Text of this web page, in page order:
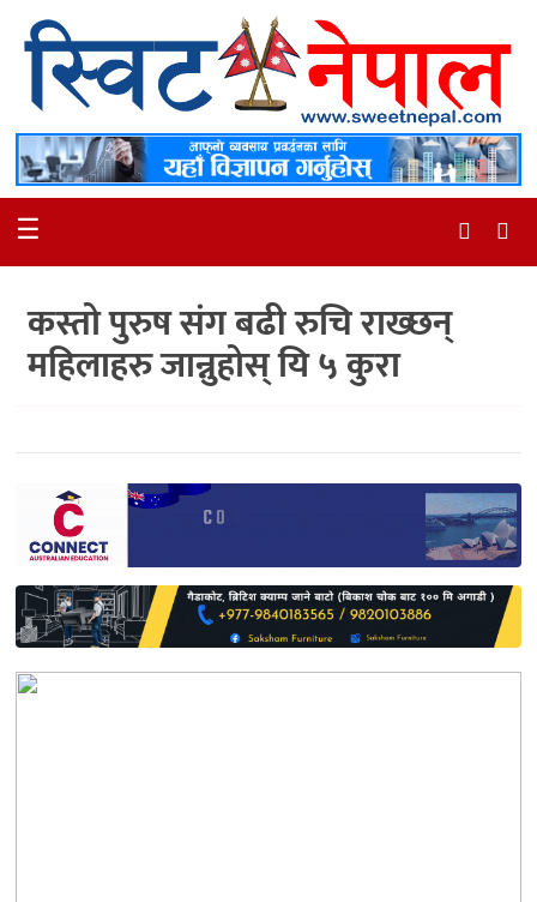
समाचार
स्थानीय
मनोरञ्जन
अन्तर्वार्ता
समाज
भिडियो
साहित्य
प्रदेश
English
☰
कस्तो पुरुष संग बढी रुचि राख्छन्
महिलाहरु जान्नुहोस् यि ५ कुरा